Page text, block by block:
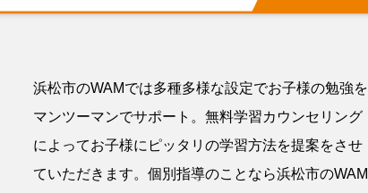
浜松市のWAMでは多種多様な設定でお子様の勉強を
マンツーマンでサポート。無料学習カウンセリング
によってお子様にピッタリの学習方法を提案をさせ
ていただきます。個別指導のことなら浜松市のWAM